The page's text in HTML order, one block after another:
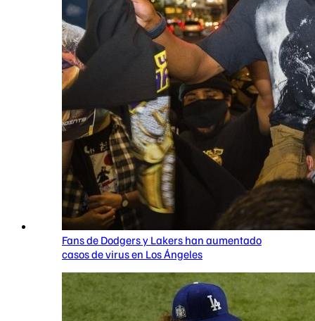
Fans de Dodgers y Lakers han aumentado
casos de virus en Los Ángeles